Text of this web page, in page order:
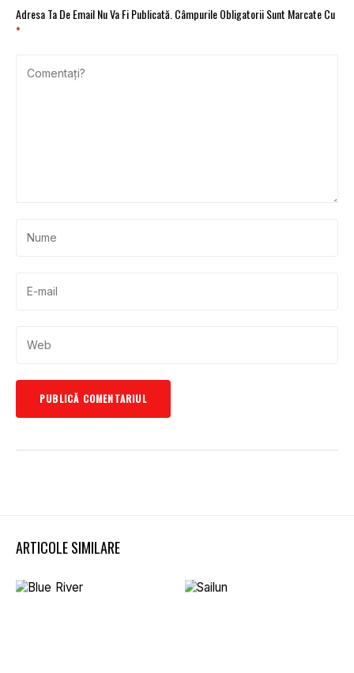
Adresa Ta De Email Nu Va Fi Publicată. Câmpurile Obligatorii Sunt Marcate Cu
*
ARTICOLE SIMILARE